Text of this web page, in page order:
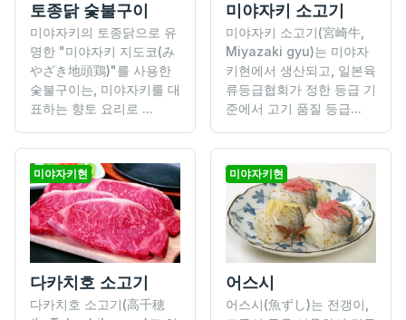
토종닭 숯불구이
미야자키의 토종닭으로 유
명한 "미야자키 지도코(み
やざき地頭鶏)"를 사용한
숯불구이는, 미야자키를 대
표하는 향토 요리로 ...
미야자키 소고기
미야자키 소고기(宮崎牛,
Miyazaki gyu)는 미야자
키현에서 생산되고, 일본육
류등급협회가 정한 등급 기
준에서 고기 품질 등급...
미야자키현
다카치호 소고기
다카치호 소고기(高千穂
미야자키현
어스시
어스시(魚ずし)는 전갱이,